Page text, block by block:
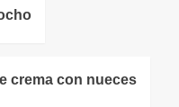
crema con nueces